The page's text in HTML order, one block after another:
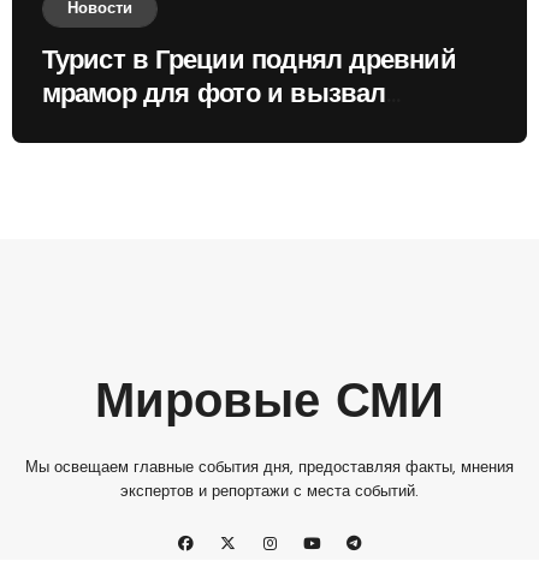
Новости
Турист в Греции поднял древний
мрамор для фото и вызвал
Мировые СМИ
Мы освещаем главные события дня, предоставляя факты, мнения
экспертов и репортажи с места событий.